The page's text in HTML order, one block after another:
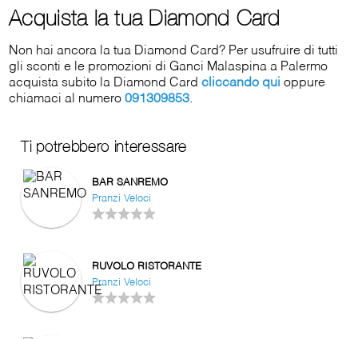
Acquista la tua Diamond Card
Non hai ancora la tua Diamond Card? Per usufruire di tutti
gli sconti e le promozioni di Ganci Malaspina a Palermo
acquista subito la Diamond Cardcliccando qui oppure
chiamaci al numero091309853.
Ti potrebbero interessare
BAR SANREMO
Pranzi Veloci
RUVOLO RISTORANTE
Pranzi Veloci